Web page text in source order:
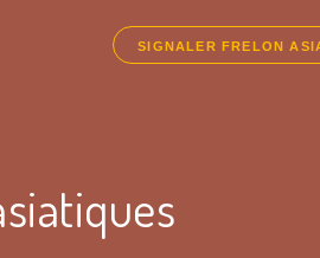
SIGNALER FRELON